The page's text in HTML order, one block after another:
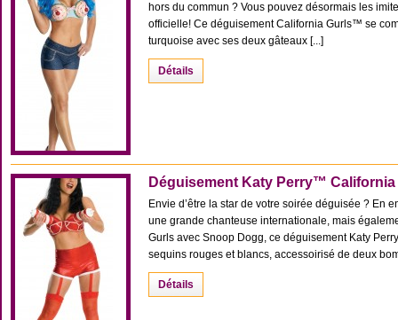
hors du commun ? Vous pouvez désormais les
officielle! Ce déguisement California Gurls™ se
turquoise avec ses deux gâteaux [...]
Détails
Déguisement Katy Perry™ California
Envie d’être la star de votre soirée déguisée ? En
une grande chanteuse internationale, mais
Gurls avec Snoop Dogg, ce déguisement Katy
sequins rouges et blancs, accessoirisé de deux
Détails